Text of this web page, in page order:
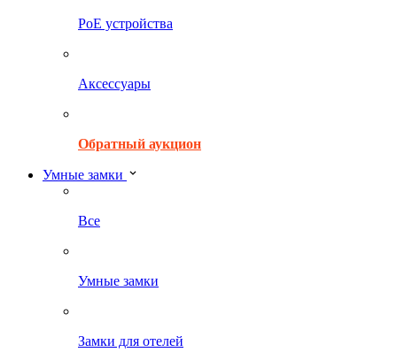
PoE устройства
Аксессуары
Обратный аукцион
Умные замки
Все
Умные замки
Замки для отелей